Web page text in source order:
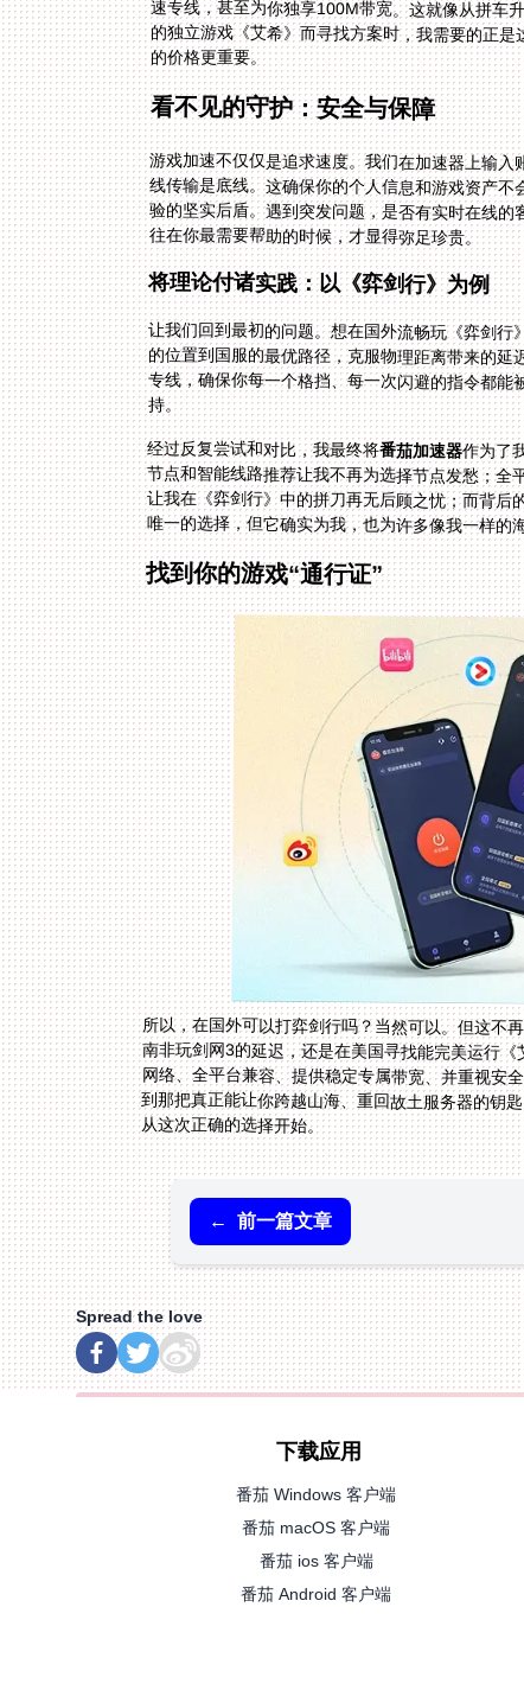
的独立游戏《艾希》而寻找方案时，我需要的正是
的价格更重要。
看不见的守护：安全与保障
游戏加速不仅仅是追求速度。我们在加速器上输
线传输是底线。这确保你的个人信息和游戏资产
验的坚实后盾。遇到突发问题，是否有实时在线
往在你最需要帮助的时候，才显得弥足珍贵。
将理论付诸实践：以《弈剑行》为例
让我们回到最初的问题。想在国外流畅玩《弈剑
的位置到国服的最优路径，克服物理距离带来的
专线，确保你每一个格挡、每一次闪避的指令都
持。
经过反复尝试和对比，我最终将番茄加速器作为了
节点和智能
让我在《弈
唯一的选择，但它确实为我，也为许多像我一样
找到你的游戏“通行证”
所以，在国外可以打弈剑行吗？当然可以。但这不
南非玩剑网3的延迟，还是在美国寻找能完美运行
网络、全平台兼容、提供稳定专属带宽、并重视安
到那把真正能让你跨越山海、重回故土服务器的钥
从这次正确的选择开始。
← 前一篇文章
Spread the love
下载应用
番茄 Windows 客户端
番茄 macOS 客户端
番茄 ios 客户端
番茄 Android 客户端